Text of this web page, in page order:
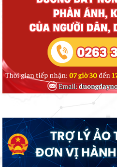
CÔNG VỚI CÁCH MẠNG NHÂN DỊP
THƯƠNG BINH - LIỆT SĨ (27/7/
TRẬN VÀ CÁC TỔ CHỨC CHÍNH TRỊ
NHIỆM KỲ 2026 – 2031, GÓP PHẦN
SỞ, NÂNG CAO HIỆU LỰC, HIỆU
Xã Đạ Tẻh sơ kết công tác kiểm soát thủ tục hành chính, thực hiện
cơ chế một cửa và chính sách
và phương hướng nhiệm 6 tháng
VÀ CÁC QUYẾT ĐỊNH VỀ TỔ CHỨC
TRÊN ĐỊA BÀN XÃ.
HĐND XÃ ĐẠ TẺH TỔ CHỨC KỲ HỌP THỨ 4 (KỲ HỌP CHUYÊN ĐỀ)
KHÓA II, NHIỆM KỲ 2026 – 2031
Lan tỏa nghị quyết của Đảng từ Hội thi Báo cáo viên, Tuyên truyền
viên giỏi tỉnh Lâm Đồng năm 2026.